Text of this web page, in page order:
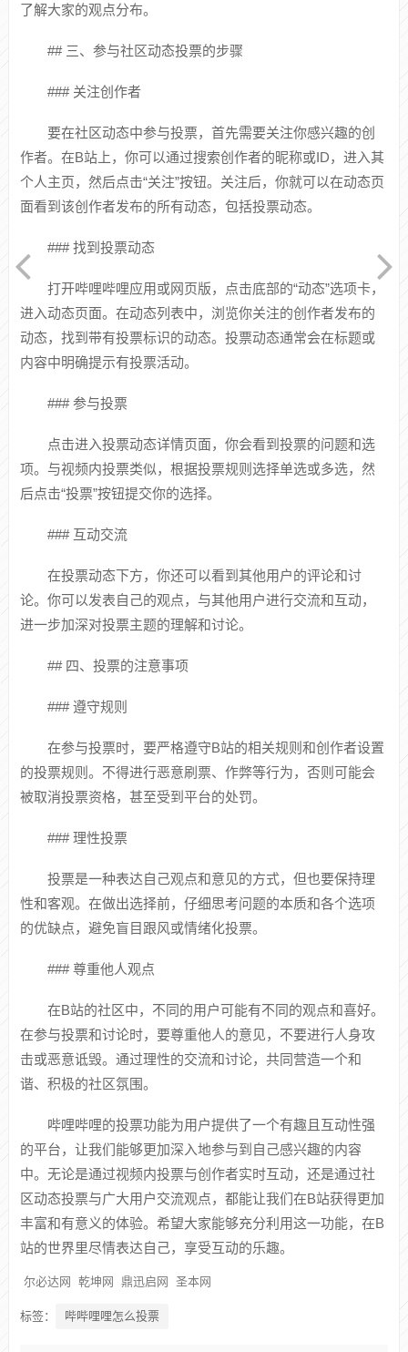
了解大家的观点分布。
## 三、参与社区动态投票的步骤
### 关注创作者
要在社区动态中参与投票，首先需要关注你感兴趣的创
作者。在B站上，你可以通过搜索创作者的昵称或ID，进入其
个人主页，然后点击“关注”按钮。关注后，你就可以在动态页
面看到该创作者发布的所有动态，包括投票动态。
### 找到投票动态
打开哔哩哔哩应用或网页版，点击底部的“动态”选项卡，
进入动态页面。在动态列表中，浏览你关注的创作者发布的
动态，找到带有投票标识的动态。投票动态通常会在标题或
内容中明确提示有投票活动。
### 参与投票
点击进入投票动态详情页面，你会看到投票的问题和选
项。与视频内投票类似，根据投票规则选择单选或多选，然
后点击“投票”按钮提交你的选择。
### 互动交流
在投票动态下方，你还可以看到其他用户的评论和讨
论。你可以发表自己的观点，与其他用户进行交流和互动，
进一步加深对投票主题的理解和讨论。
## 四、投票的注意事项
### 遵守规则
在参与投票时，要严格遵守B站的相关规则和创作者设置
的投票规则。不得进行恶意刷票、作弊等行为，否则可能会
被取消投票资格，甚至受到平台的处罚。
### 理性投票
投票是一种表达自己观点和意见的方式，但也要保持理
性和客观。在做出选择前，仔细思考问题的本质和各个选项
的优缺点，避免盲目跟风或情绪化投票。
### 尊重他人观点
在B站的社区中，不同的用户可能有不同的观点和喜好。
在参与投票和讨论时，要尊重他人的意见，不要进行人身攻
击或恶意诋毁。通过理性的交流和讨论，共同营造一个和
谐、积极的社区氛围。
哔哩哔哩的投票功能为用户提供了一个有趣且互动性强
的平台，让我们能够更加深入地参与到自己感兴趣的内容
中。无论是通过视频内投票与创作者实时互动，还是通过社
区动态投票与广大用户交流观点，都能让我们在B站获得更加
丰富和有意义的体验。希望大家能够充分利用这一功能，在B
站的世界里尽情表达自己，享受互动的乐趣。
尔必达网 乾坤网 鼎迅启网 圣本网
标签： 哔哔哩哩怎么投票